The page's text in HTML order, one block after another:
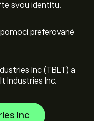
svou identitu.
preferované
Inc (TBLT) a
Industries Inc.
Inc